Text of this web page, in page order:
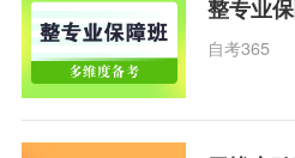
整专业
自考365